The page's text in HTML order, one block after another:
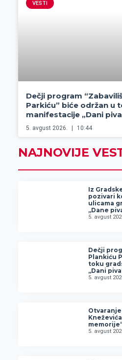
VESTI
Dečji program
Parkiću” biće održan u
manifestacije „Dani
5. avgust 2026. 10:44
NAJNOVIJE
Iz
pozivari
ulicama
„Dane
5. avgust
Dečji
Plankiću
toku
„Dani
5. avgust
5. avgust